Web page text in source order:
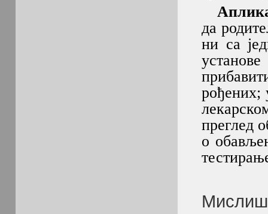
да
ни са
рођених;
преглед
о